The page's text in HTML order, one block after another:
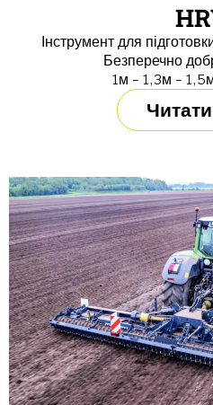
Інструмент для
Безперечно
1м - 1,3м -